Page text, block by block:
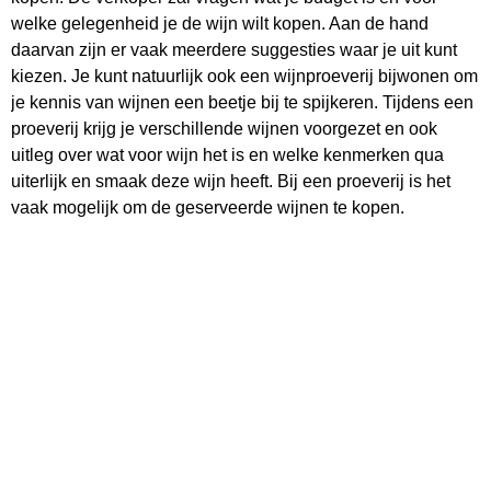
welke gelegenheid je de wijn wilt kopen. Aan de hand
daarvan zijn er vaak meerdere suggesties waar je uit kunt
kiezen. Je kunt natuurlijk ook een wijnproeverij bijwonen om
je kennis van wijnen een beetje bij te spijkeren. Tijdens een
proeverij krijg je verschillende wijnen voorgezet en ook
uitleg over wat voor wijn het is en welke kenmerken qua
uiterlijk en smaak deze wijn heeft. Bij een proeverij is het
vaak mogelijk om de geserveerde wijnen te kopen.